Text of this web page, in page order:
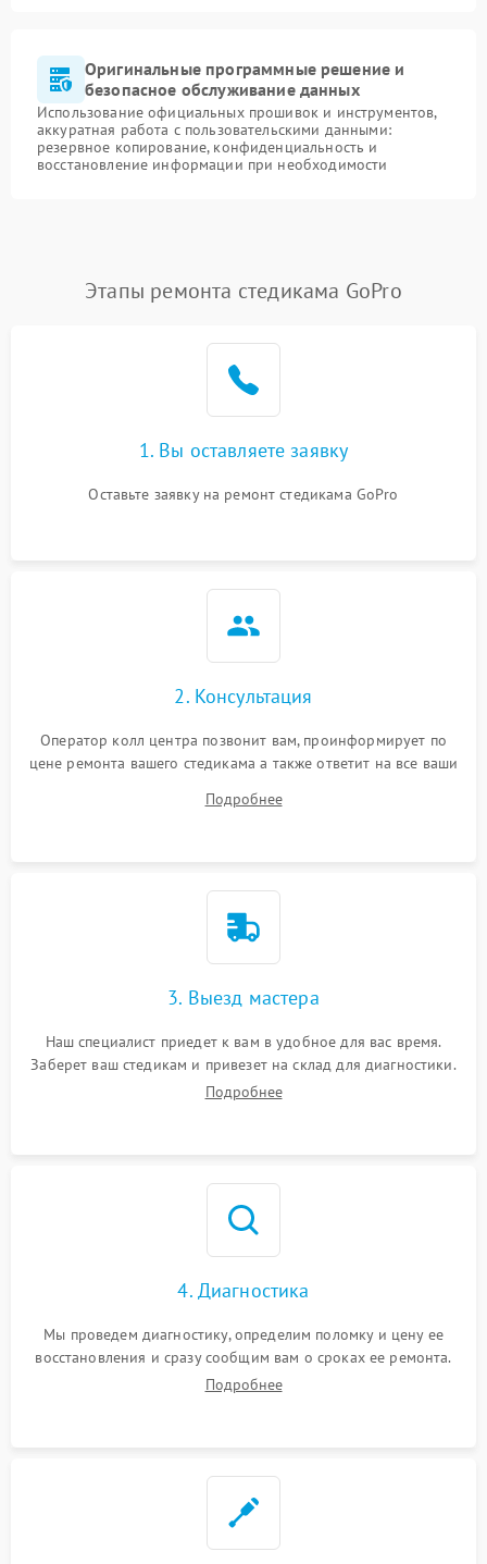
Оригинальные программные решение и
безопасное обслуживание данных
Использование официальных прошивок и инструментов,
аккуратная работа с пользовательскими данными:
резервное копирование, конфиденциальность и
восстановление информации при необходимости
Этапы ремонта стедикама GoPro
1. Вы оставляете заявку
Оставьте заявку на ремонт стедикама GoPro
2. Консультация
Оператор колл центра позвонит вам, проинформирует по
цене ремонта вашего стедикама а также ответит на все ваши
Подробнее
3. Выезд мастера
Наш специалист приедет к вам в удобное для вас время.
Заберет ваш стедикам и привезет на склад для диагностики.
Подробнее
4. Диагностика
Мы проведем диагностику, определим поломку и цену ее
восстановления и сразу сообщим вам о сроках ее ремонта.
Подробнее